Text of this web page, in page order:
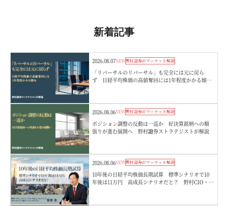
新着記事
2026.08.07NEW野村證券のマーケット解説
「リバーサルのリバーサル」も完全には元に戻ら
ず 日経平均株価の高値奪回には1年程度かかる傾
2026.08.06NEW野村證券のマーケット解説
ポジション調整の反動は一巡か 好決算銘柄への順
張りが進む展開へ 野村證券ストラテジストが解説
2026.08.06NEW野村證券のマーケット解説
10年後の日経平均株価長期試算 標準シナリオで10
年後は11万円 高成長シナリオだと？ 野村CIO・宮